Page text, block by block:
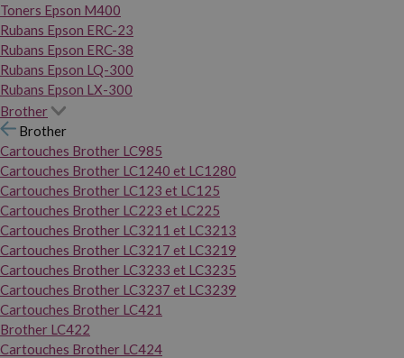
Toners Epson M400
Rubans Epson ERC-23
Rubans Epson ERC-38
Rubans Epson LQ-300
Rubans Epson LX-300
Brother
Brother
Cartouches Brother LC985
Cartouches Brother LC1240 et LC1280
Cartouches Brother LC123 et LC125
Cartouches Brother LC223 et LC225
Cartouches Brother LC3211 et LC3213
Cartouches Brother LC3217 et LC3219
Cartouches Brother LC3233 et LC3235
Cartouches Brother LC3237 et LC3239
Cartouches Brother LC421
Brother LC422
Cartouches Brother LC424